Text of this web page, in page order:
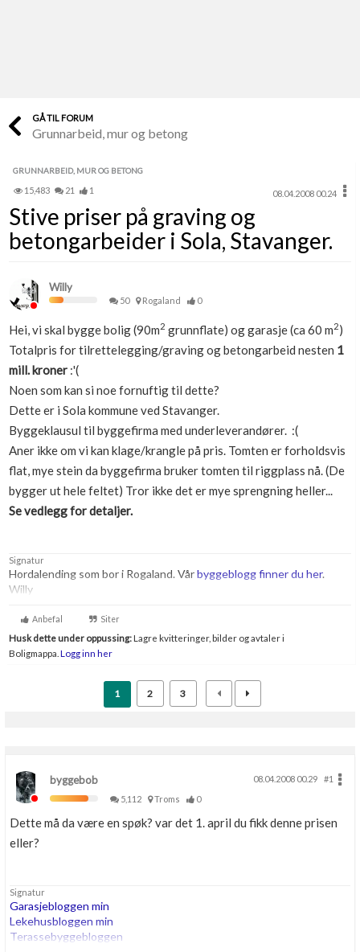
Finn håndverkere
Papirer som mangler
Skaff dokumentasjon som mangler
Kundeservice
Se din bolig? Klikk her
Boligmappa+
Få mer ut av Boligmappa
GÅ TIL FORUM
Grunnarbeid, mur og betong
GRUNNARBEID, MUR OG BETONG
15,483 21 1 08.04.2008 00.24
Stive priser på graving og
betongarbeider i Sola, Stavanger.
Willy
50 Rogaland 0
Hei, vi skal bygge bolig (90m2 grunnflate) og garasje (ca 60 m2)
Totalpris for tilrettelegging/graving og betongarbeid nesten 1
mill. kroner :'(
Noen som kan si noe fornuftig til dette?
Dette er i Sola kommune ved Stavanger.
Byggeklausul til byggefirma med underleverandører. :(
Aner ikke om vi kan klage/krangle på pris. Tomten er forholdsvis
flat, mye stein da byggefirma bruker tomten til riggplass nå. (De
bygger ut hele feltet) Tror ikke det er mye sprengning heller...
Se vedlegg for detaljer.
Signatur
Hordalending som bor i Rogaland. Vårbyggeblogg finner du her.
Willy
Anbefal Siter
Husk dette under oppussing:Lagre kvitteringer, bilder og avtaler i
Boligmappa. Logg inn her
1 2 3
byggebob 08.04.2008 00.29
#1
5,112
Troms 0
Dette må da være en spøk? var det 1. april du fikk denne prisen
eller?
Signatur
Garasjebloggen min
Lekehusbloggen min
Terassebyggebloggen